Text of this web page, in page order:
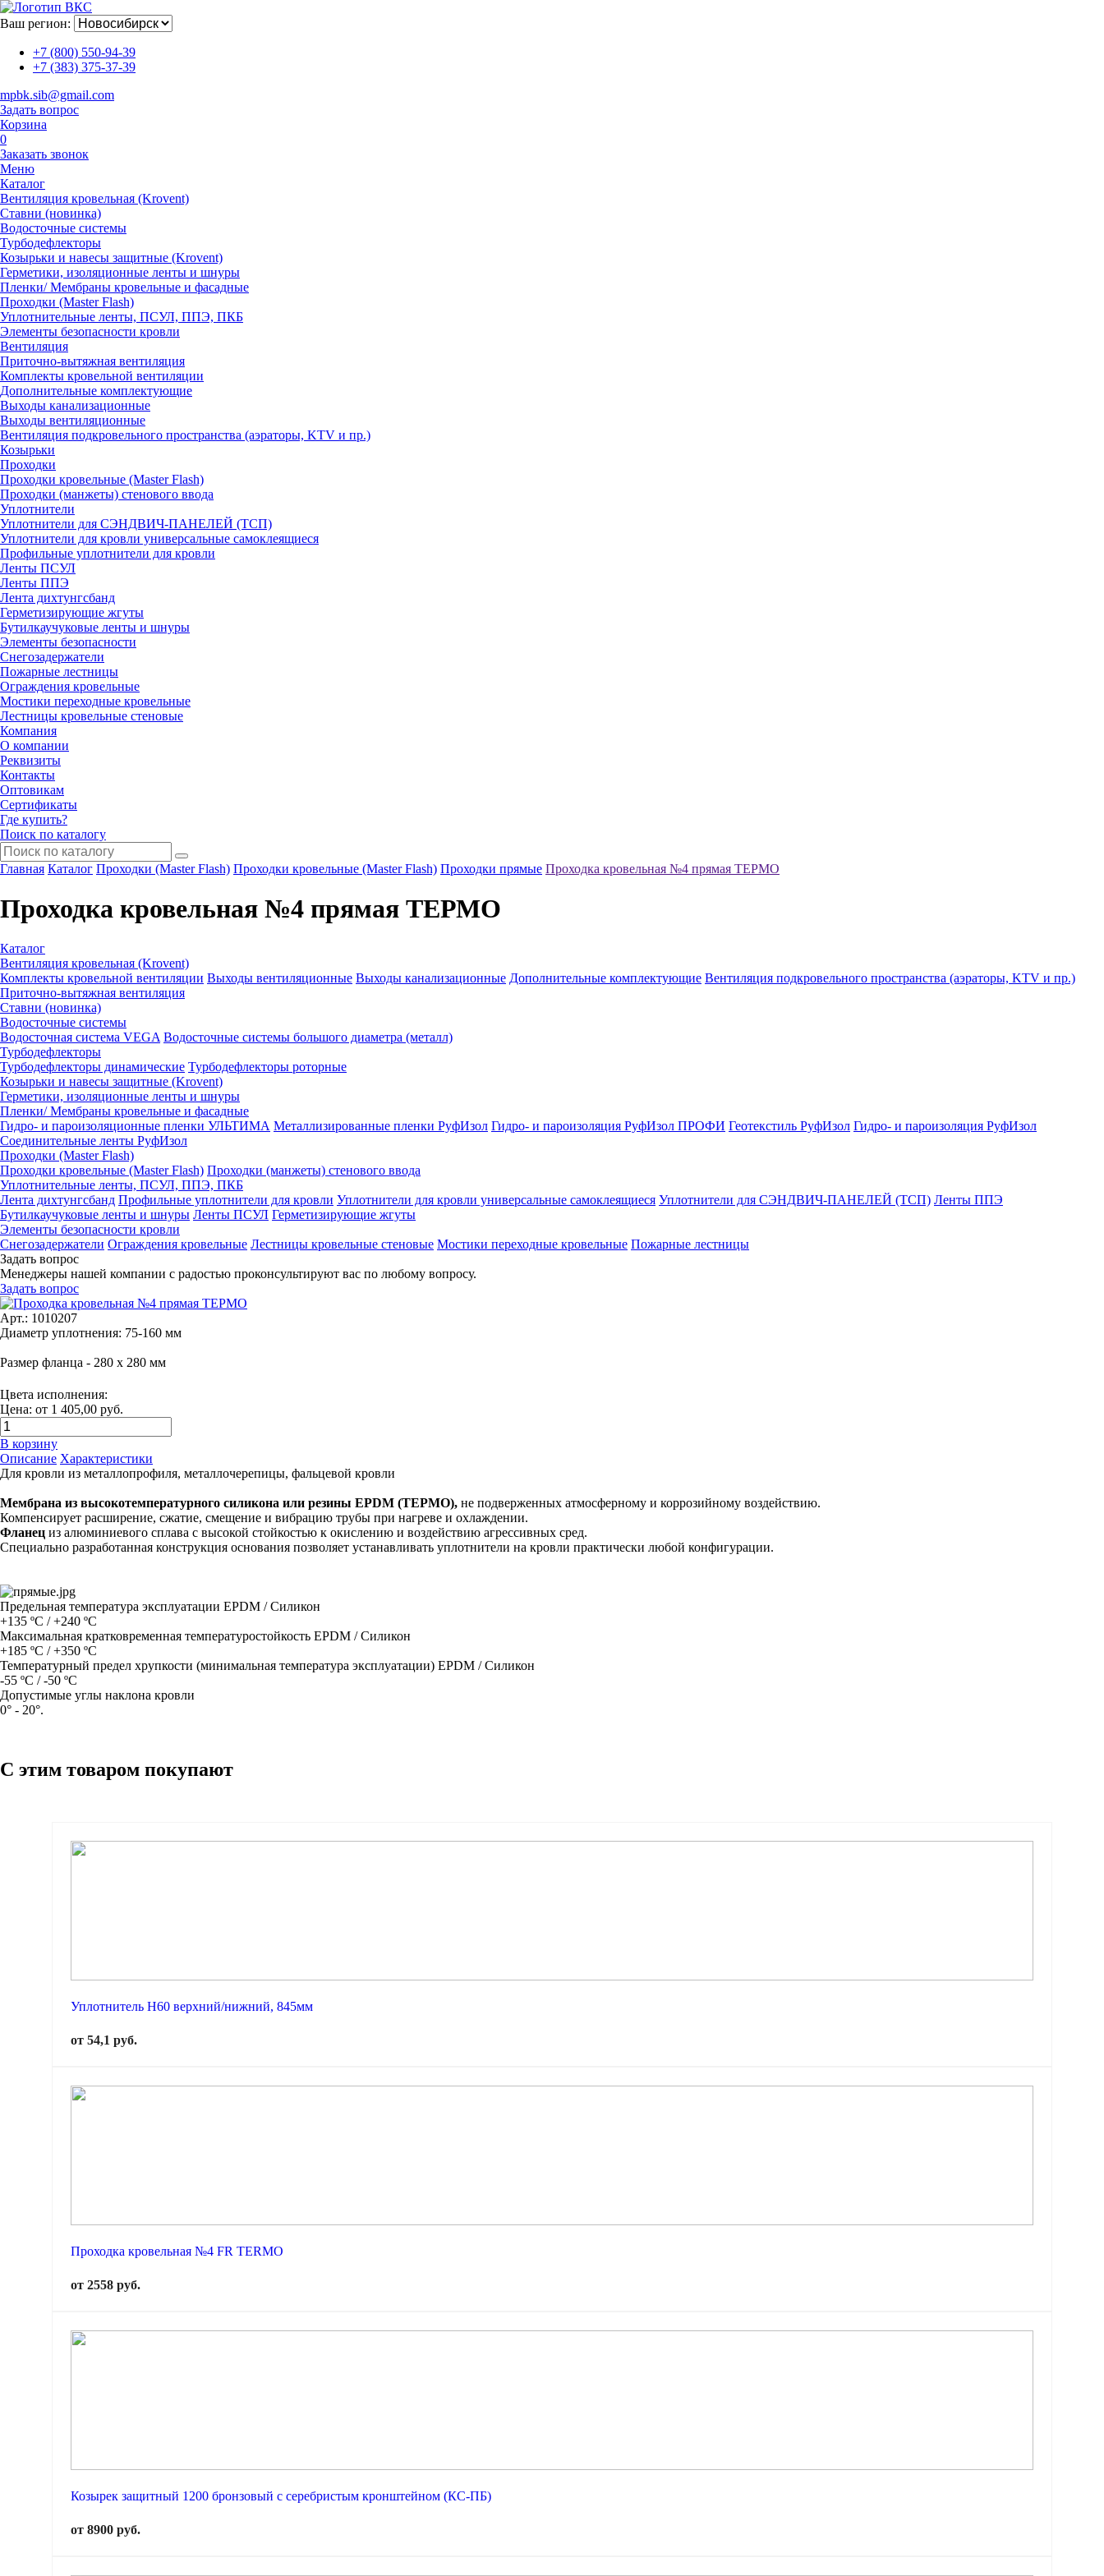
Ваш регион:
+7 (800) 550-94-39
+7 (383) 375-37-39
mpbk.sib@gmail.com
Задать вопрос
Корзина
0
Заказать звонок
Меню
Каталог
Вентиляция кровельная (Krovent)
Ставни (новинка)
Водосточные системы
Турбодефлекторы
Козырьки и навесы защитные (Krovent)
Герметики, изоляционные ленты и шнуры
Пленки/ Мембраны кровельные и фасадные
Проходки (Master Flash)
Уплотнительные ленты, ПСУЛ, ППЭ, ПКБ
Элементы безопасности кровли
Вентиляция
Приточно-вытяжная вентиляция
Комплекты кровельной вентиляции
Дополнительные комплектующие
Выходы канализационные
Выходы вентиляционные
Вентиляция подкровельного пространства (аэраторы, KTV и пр.)
Козырьки
Проходки
Проходки кровельные (Master Flash)
Проходки (манжеты) стенового ввода
Уплотнители
Уплотнители для СЭНДВИЧ-ПАНЕЛЕЙ (ТСП)
Уплотнители для кровли универсальные самоклеящиеся
Профильные уплотнители для кровли
Ленты ПСУЛ
Ленты ППЭ
Лента дихтунгсбанд
Герметизирующие жгуты
Бутилкаучуковые ленты и шнуры
Элементы безопасности
Снегозадержатели
Пожарные лестницы
Ограждения кровельные
Мостики переходные кровельные
Лестницы кровельные стеновые
Компания
О компании
Реквизиты
Контакты
Оптовикам
Сертификаты
Где купить?
Поиск по каталогу
Главная Каталог Проходки (Master Flash) Проходки кровельные (Master Flash) Проходки прямые Проходка кровельная №4 прямая ТЕРМО
Проходка кровельная №4 прямая ТЕРМО
Каталог
Вентиляция кровельная (Krovent)
Комплекты кровельной вентиляции Выходы вентиляционные Выходы канализационные Дополнительные комплектующие Вентиляция подкровельного пространства (аэраторы, KTV и пр.)
Приточно-вытяжная вентиляция
Ставни (новинка)
Водосточные системы
Водосточная система VEGA Водосточные системы большого диаметра (металл)
Турбодефлекторы
Турбодефлекторы динамические Турбодефлекторы роторные
Козырьки и навесы защитные (Krovent)
Герметики, изоляционные ленты и шнуры
Пленки/ Мембраны кровельные и фасадные
Гидро- и пароизоляционные пленки УЛЬТИМА Металлизированные пленки РуфИзол Гидро- и пароизоляция РуфИзол ПРОФИ Геотекстиль РуфИзол Гидро- и пароизоляция РуфИзол
Соединительные ленты РуфИзол
Проходки (Master Flash)
Проходки кровельные (Master Flash) Проходки (манжеты) стенового ввода
Уплотнительные ленты, ПСУЛ, ППЭ, ПКБ
Лента дихтунгсбанд Профильные уплотнители для кровли Уплотнители для кровли универсальные самоклеящиеся Уплотнители для СЭНДВИЧ-ПАНЕЛЕЙ (ТСП) Ленты ППЭ
Бутилкаучуковые ленты и шнуры Ленты ПСУЛ Герметизирующие жгуты
Элементы безопасности кровли
Снегозадержатели Ограждения кровельные Лестницы кровельные стеновые Мостики переходные кровельные Пожарные лестницы
Задать вопрос
Менеджеры нашей компании с радостью проконсультируют вас по любому вопросу.
Задать вопрос
Арт.: 1010207
Диаметр уплотнения: 75-160 мм
Размер фланца - 280 х 280 мм
Цвета исполнения:
Цена: от 1 405,00 руб.
В корзину
Описание Характеристики
Для кровли из металлопрофиля, металлочерепицы, фальцевой кровли
Мембрана из высокотемпературного силикона или резины EPDM (ТЕРМО), не подверженных атмосферному и коррозийному воздействию.
Компенсирует расширение, сжатие, смещение и вибрацию трубы при нагреве и охлаждении.
Фланец из алюминиевого сплава с высокой стойкостью к окислению и воздействию агрессивных сред.
Специально разработанная конструкция основания позволяет устанавливать уплотнители на кровли практически любой конфигурации.
Предельная температура эксплуатации EPDM / Силикон
+135 ºC / +240 ºC
Максимальная кратковременная температуростойкость EPDM / Силикон
+185 ºC / +350 ºC
Температурный предел хрупкости (минимальная температура эксплуатации) EPDM / Силикон
-55 ºC / -50 ºC
Допустимые углы наклона кровли
0° - 20°.
С этим товаром покупают
Уплотнитель Н60 верхний/нижний, 845мм
от 54,1 руб.
Проходка кровельная №4 FR TERMO
от 2558 руб.
Козырек защитный 1200 бронзовый с серебристым кронштейном (КС-ПБ)
от 8900 руб.